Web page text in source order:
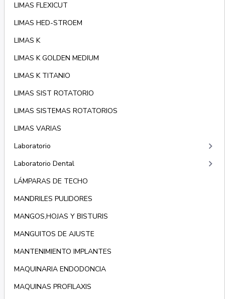
LIMAS FLEXICUT
LIMAS HED-STROEM
LIMAS K
LIMAS K GOLDEN MEDIUM
LIMAS K TITANIO
LIMAS SIST ROTATORIO
LIMAS SISTEMAS ROTATORIOS
LIMAS VARIAS
Laboratorio
keyboard_arrow_right
Laboratorio Dental keyboard_arrow_right
LÁMPARAS DE TECHO
MANDRILES PULIDORES
MANGOS,HOJAS Y BISTURIS
MANGUITOS DE AJUSTE
MANTENIMIENTO IMPLANTES
MAQUINARIA ENDODONCIA
MAQUINAS PROFILAXIS